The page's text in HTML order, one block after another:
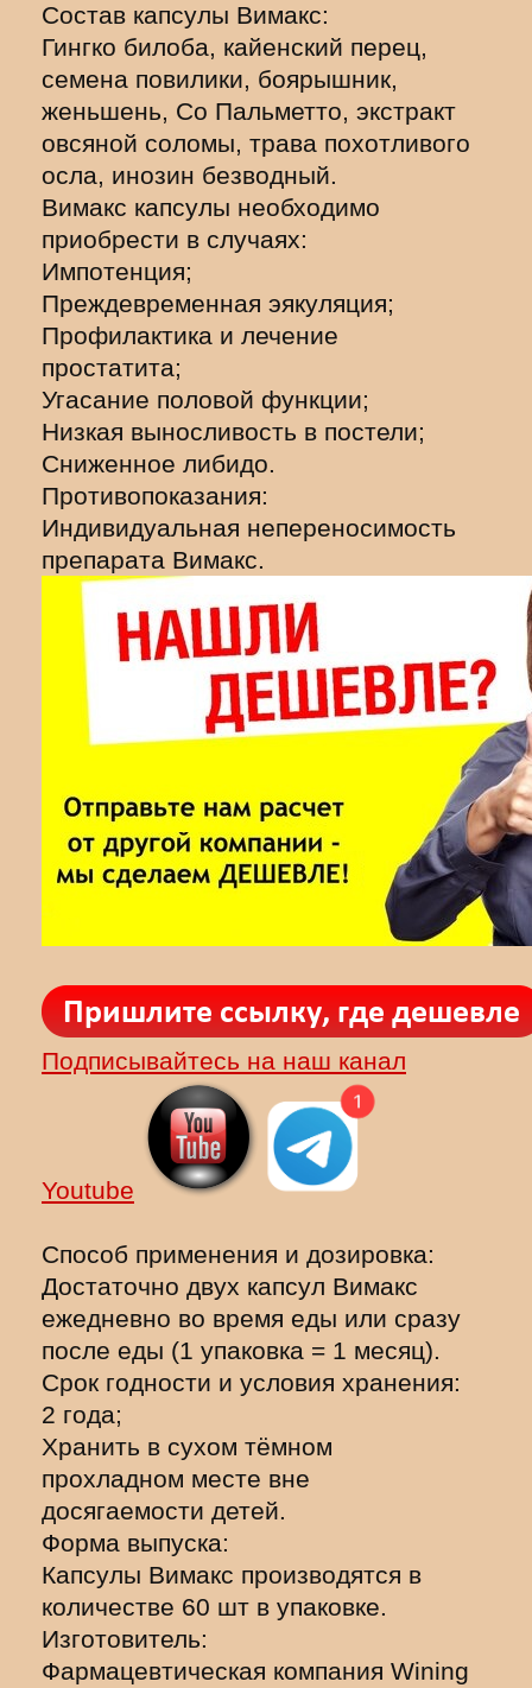
Состав капсулы Вимакс:
Гингко билоба, кайенский перец,
семена повилики, боярышник,
женьшень, Со Пальметто, экстракт
овсяной соломы, трава похотливого
осла, инозин безводный.
Вимакс капсулы необходимо
приобрести в случаях:
Импотенция;
Преждевременная эякуляция;
Профилактика и лечение
простатита;
Угасание половой функции;
Низкая выносливость в постели;
Сниженное либидо.
Противопоказания:
Индивидуальная непереносимость
препарата Вимакс.
Подписывайтесь на наш канал
Youtube
Способ применения и дозировка:
Достаточно двух капсул Вимакс
ежедневно во время еды или сразу
после еды (1 упаковка = 1 месяц).
Срок годности и условия хранения:
2 года;
Хранить в сухом тёмном
прохладном месте вне
досягаемости детей.
Форма выпуска:
Капсулы Вимакс производятся в
количестве 60 шт в упаковке.
Изготовитель:
Фармацевтическая компания Wining